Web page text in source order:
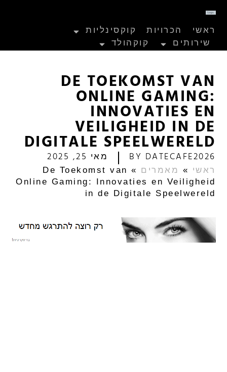
ראשי הכרויות קוקסינליות
שירותים קוקהולד
DE TOEKOMST VAN
ONLINE GAMING:
INNOVATIES EN
VEILIGHEID IN DE
DIGITALE SPEELWERELD
BY DATECAFE2026 מאי 25, 2025
ראשי » מאמרים »
De Toekomst van
Online Gaming: Innovaties en Veiligheid
in de Digitale Speelwereld